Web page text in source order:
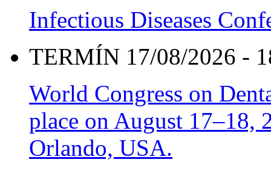
Infectious Diseases
TERMÍN 17/08/2026 -
World Congress on
place on August 17–18,
Orlando, USA.